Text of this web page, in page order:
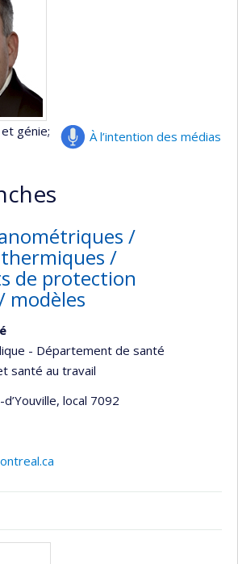
À l’intention des médias
génie;
/
/
de protection
modèles
- Département de santé
santé au travail
, local 7092